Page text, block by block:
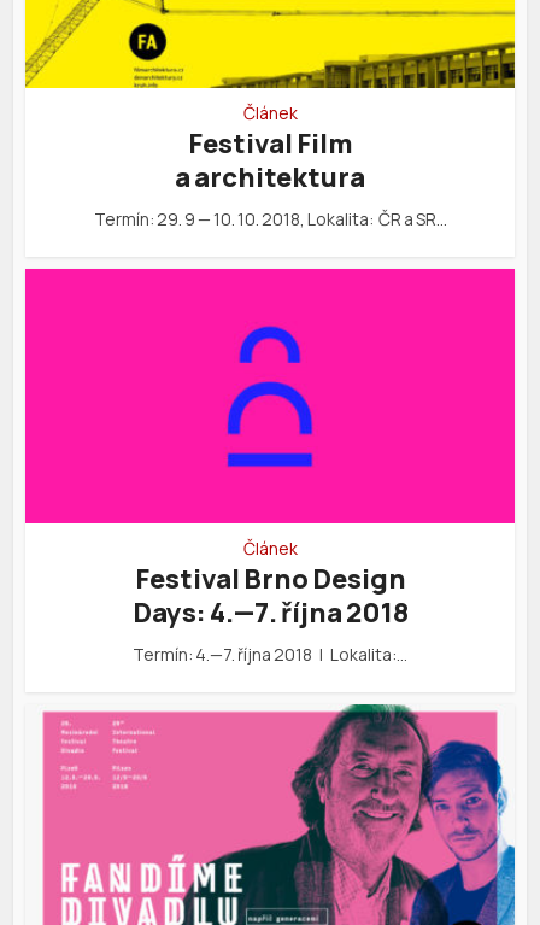
Článek
Festival Film
a architektura
Termín: 29. 9 — 10. 10. 2018, Lokalita: ČR a SR…
Článek
Festival Brno Design
Days: 4.—7. října 2018
Termín: 4.—7. října 2018 | Lokalita:…